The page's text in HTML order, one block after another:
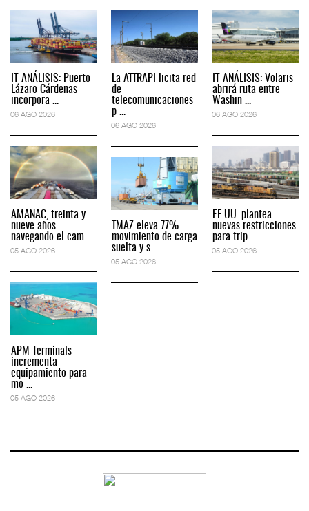
IT-ANÁLISIS: Puerto
Lázaro Cárdenas
incorpora ...
06 AGO 2026
AMANAC, treinta y
nueve años
navegando el cam ...
05 AGO 2026
APM Terminals
incrementa
equipamiento para
mo ...
05 AGO 2026
La ATTRAPI licita red
de
telecomunicaciones
p ...
06 AGO 2026
TMAZ eleva 77%
movimiento de carga
suelta y s ...
05 AGO 2026
IT-ANÁLISIS: Volaris
abrirá ruta entre
Washin ...
06 AGO 2026
EE.UU. plantea
nuevas restricciones
para trip ...
05 AGO 2026